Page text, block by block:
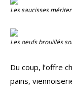
Les saucisses
Les oeufs brouillés
Du coup, l’offre
pains,